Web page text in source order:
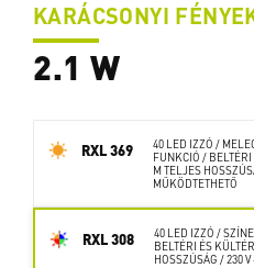
KARÁCSONYI
2.1 W
RXL 369
40 LED IZZÓ /
FUNKCIÓ /
M TELJES
MŰKÖDTETHETŐ
RXL 308
40 LED IZZÓ /
BELTÉRI ÉS
HOSSZÚSÁG / 230